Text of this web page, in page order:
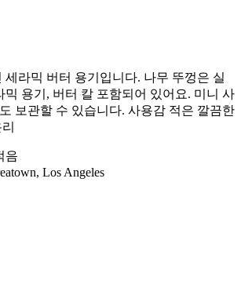
세라믹 버터 용기입니다. 나무 뚜껑은 실
믹 용기, 버터 칼 포함되어 있어요. 미니 사
보관할 수 있습니다. 사용감 적은 깔끔한
음
Los Angeles